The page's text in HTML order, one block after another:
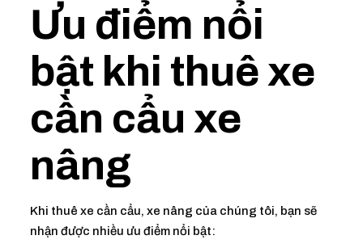
Ưu điểm nổi
bật khi thuê xe
cần cẩu xe
nâng
Khi thuê xe cần cẩu, xe nâng của chúng tôi, bạn sẽ
nhận được nhiều ưu điểm nổi bật: